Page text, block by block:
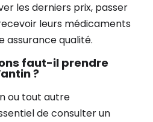
les derniers prix, passer
leurs médicaments
assurance qualité.
faut-il prendre
?
ou tout autre
de consulter un